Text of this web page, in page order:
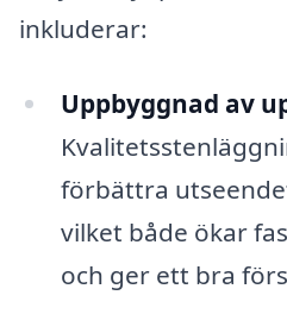
inkluderar:
Uppbyggnad av
förbättra
vilket både ökar
och ger ett bra